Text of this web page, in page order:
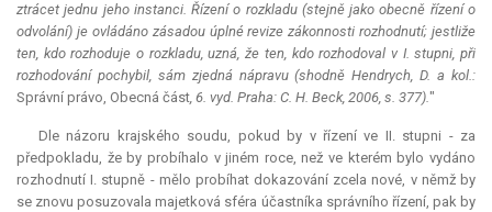
ztrácet jednu jeho instanci. Řízení o rozkladu (stejně jako obecně řízení o
odvolání) je ovládáno zásadou úplné revize zákonnosti rozhodnutí; jestliže
ten, kdo rozhoduje o rozkladu, uzná, že ten, kdo rozhodoval v I. stupni, při
rozhodování pochybil, sám zjedná nápravu (shodně Hendrych, D. a kol.:
Správní právo, Obecná část, 6. vyd. Praha: C. H. Beck, 2006, s. 377)."
Dle názoru krajského soudu, pokud by v řízení ve II. stupni - za
předpokladu, že by probíhalo v jiném roce, než ve kterém bylo vydáno
rozhodnutí I. stupně - mělo probíhat dokazování zcela nové, v němž by
se znovu posuzovala majetková sféra účastníka správního řízení, pak by